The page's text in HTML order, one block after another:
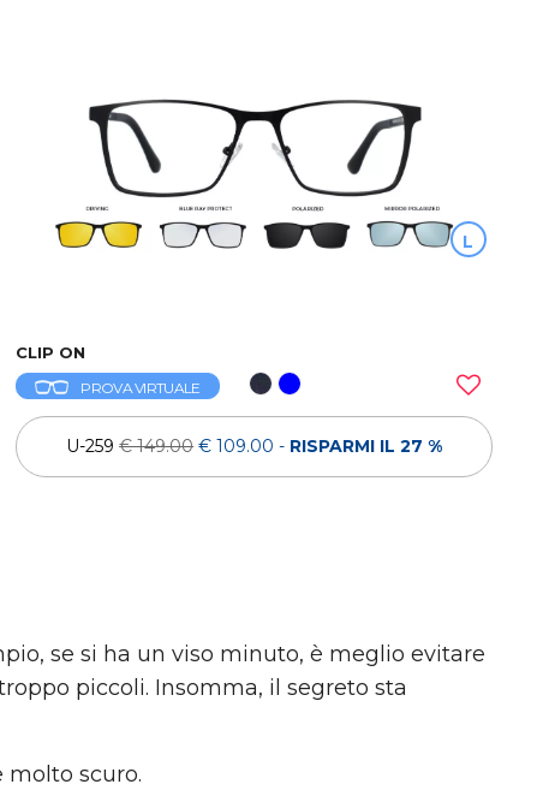
L
CLIP ON
PROVA VIRTUALE
U-259€ 149.00 € 109.00 - RISPARMI IL 27 %
se si ha un viso minuto, è meglio evitare
piccoli. Insomma, il segreto sta
molto scuro.